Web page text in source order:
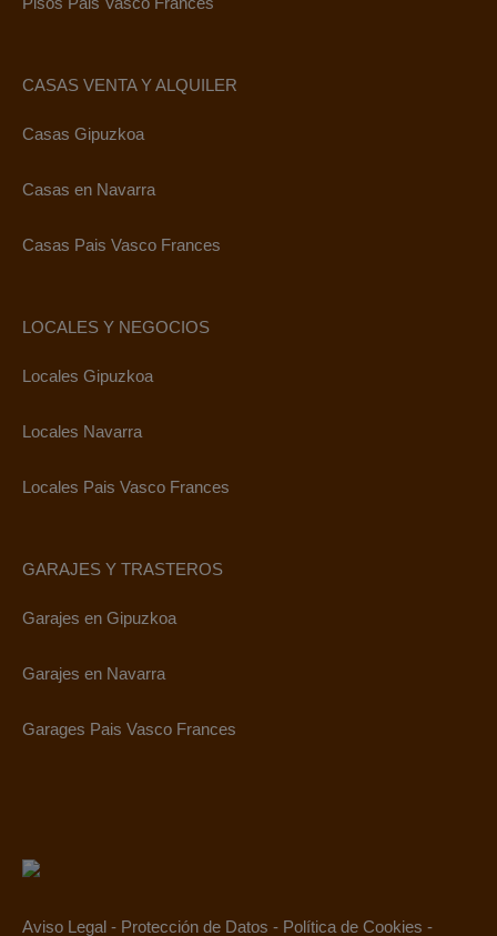
CASAS VENTA Y ALQUILER
Casas Gipuzkoa
Casas en Navarra
Casas Pais Vasco Frances
LOCALES Y NEGOCIOS
Locales Gipuzkoa
Locales Navarra
Locales Pais Vasco Frances
GARAJES Y TRASTEROS
Garajes en Gipuzkoa
Garajes en Navarra
Garages Pais Vasco Frances
Aviso Legal - Protección de Datos - Política de Cookies -